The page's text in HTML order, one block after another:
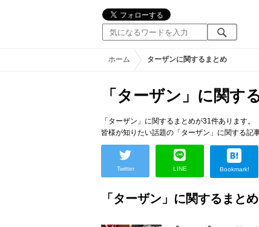
ホーム ターザンに関するまとめ
「ターザン」に関す
「ターザン」に関するまとめが31件あります。
皆様が知りたい話題の「ターザン」に関する記
Twitter LINE Bookmark!
「ターザン」に関するまとめ